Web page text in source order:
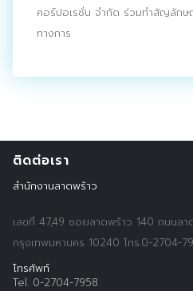
ผลิตสิ่งพิมพ์และที่เกี่ยวข้อง
คอร์ปอเรชั่น จำกัด ร่วมทำสัญลักษ
ทางการ
ติดต่อเรา
สำนักงานลาดพร้าว
เลขที่ 47,49 ซอยลาดพร้าว 140 ถนนล
กรุงเทพมหานคร 10240 โทร.0-2704-
โทรศัพท์
Tel. 0-2704-7958